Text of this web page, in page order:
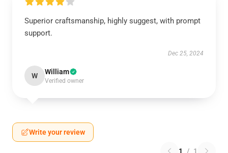
Superior craftsmanship, highly suggest, with prompt
support.
Dec 25, 2024
W William
Verified owner
Write your review
1 / 1